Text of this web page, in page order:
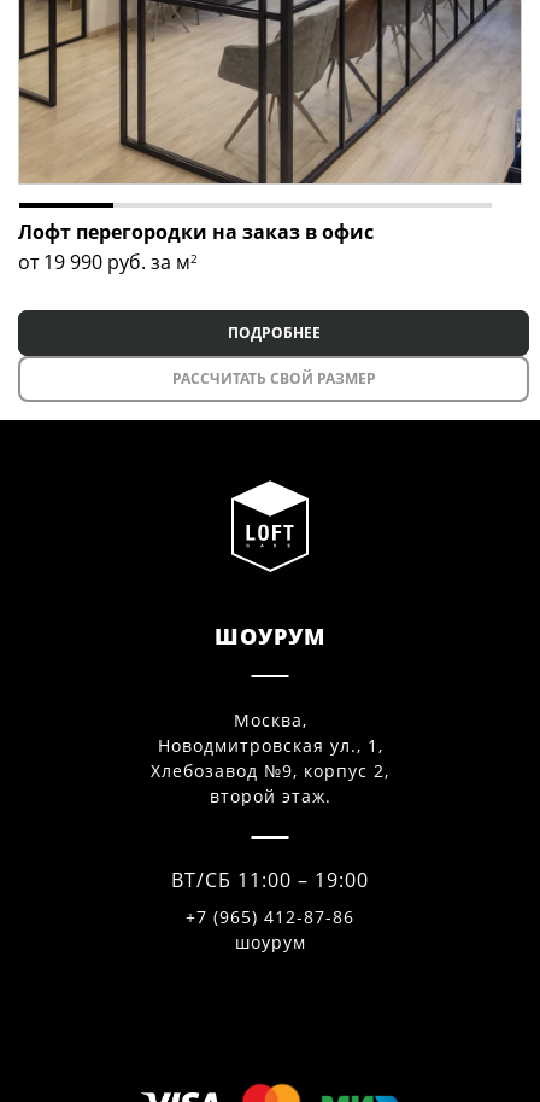
Лофт перегородки на заказ в офис
от 19 990 руб. за м2
ПОДРОБНЕЕ
РАССЧИТАТЬ СВОЙ РАЗМЕР
ШОУРУМ
Москва,
Новодмитровская ул., 1,
Хлебозавод №9, корпус 2,
второй этаж.
ВТ/СБ 11:00 – 19:00
+7 (965) 412-87-86
шоурум